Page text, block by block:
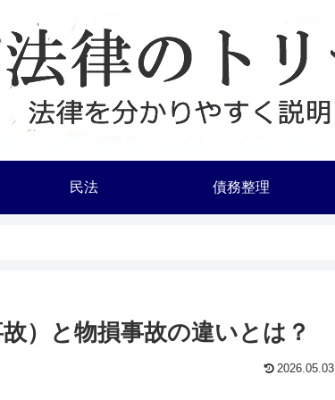
民法 債務整理
）と物損事故の違いとは？
2026.05.03